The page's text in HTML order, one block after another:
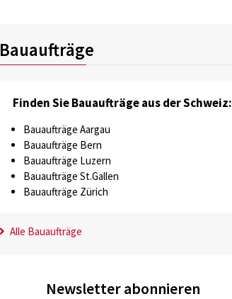
Bauaufträge
Finden Sie Bauaufträge aus der Schweiz:
Bauaufträge Aargau
Bauaufträge Bern
Bauaufträge Luzern
Bauaufträge St.Gallen
Bauaufträge Zürich
Alle Bauaufträge
Newsletter abonnieren